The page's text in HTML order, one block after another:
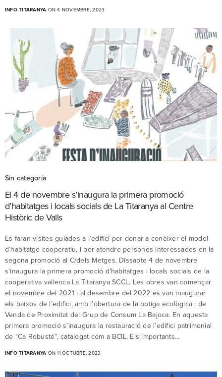
INFO TITARANYA ON 4 NOVEMBRE, 2023
Sin categoría
El 4 de novembre s’inaugura la primera promoció
d’habitatges i locals socials de La Titaranya al Centre
Històric de Valls
Es faran visites guiades a l’edifici per donar a conèixer el model
d’habitatge cooperatiu, i per atendre persones interessades en la
segona promoció al C/dels Metges. Dissabte 4 de novembre
s’inaugura la primera promoció d’habitatges i locals socials de la
cooperativa vallenca La Titaranya SCCL. Les obres van començar
el novembre del 2021 i al desembre del 2022 es van inaugurar
els baixos de l’edifici, amb l’obertura de la botiga ecològica i de
Venda de Proximitat del Grup de Consum La Bajoca. En aquesta
primera promoció s’inaugura la restauració de l’edifici patrimonial
de “Ca Robusté”, catalogat com a BCIL. Els importants…
INFO TITARANYA ON 11 OCTUBRE, 2023